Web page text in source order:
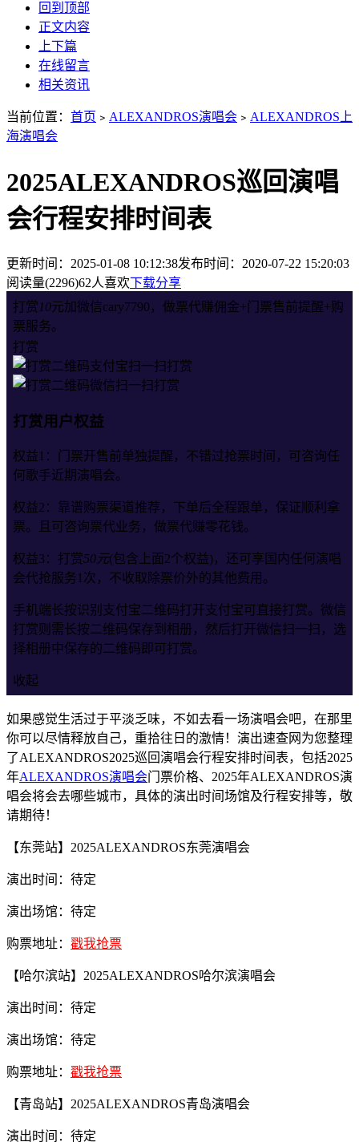
回到顶部
正文内容
上下篇
在线留言
相关资讯
当前位置： 首页 ﹥ ALEXANDROS演唱会 ﹥ ALEXANDROS上
海演唱会
2025ALEXANDROS巡回演唱
会行程安排时间表
更新时间：2025-01-08 10:12:38发布时间：2020-07-22 15:20:03
阅读量(2296)62人喜欢下载分享
打赏 10元加微信cary7790，做票代赚佣金+门票售前提醒+购
票服务。
打赏
支付宝扫一扫打赏
微信扫一扫打赏
打赏用户权益
权益1：门票开售前单独提醒，不错过抢票时间，可咨询任
何歌手近期演唱会。
权益2：靠谱购票渠道推荐，下单后全程跟单，保证顺利拿
票。且可咨询票代业务，做票代赚零花钱。
权益3：打赏50元(包含上面2个权益)，还可享国内任何演唱
会代抢服务1次，不收取除票价外的其他费用。
手机端长按识别支付宝二维码打开支付宝可直接打赏。微信
打赏则需长按二维码保存到相册，然后打开微信扫一扫，选
择相册中保存的二维码即可打赏。
收起
如果感觉生活过于平淡乏味，不如去看一场演唱会吧，在那里
你可以尽情释放自己，重拾往日的激情！演出速查网为您整理
了ALEXANDROS2025巡回演唱会行程安排时间表，包括2025
年ALEXANDROS演唱会门票价格、2025年ALEXANDROS演
唱会将会去哪些城市，具体的演出时间场馆及行程安排等，敬
请期待！
【东莞站】2025ALEXANDROS东莞演唱会
演出时间：待定
演出场馆：待定
购票地址： 戳我抢票
【哈尔滨站】2025ALEXANDROS哈尔滨演唱会
演出时间：待定
演出场馆：待定
购票地址： 戳我抢票
【青岛站】2025ALEXANDROS青岛演唱会
演出时间：待定